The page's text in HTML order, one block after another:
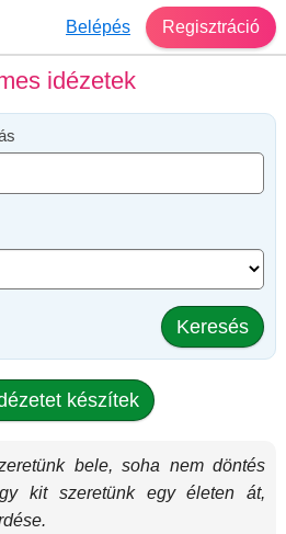
Belépés Regisztráció
idézetek
Keresés
készítek
bele, soha nem döntés
kit szeretünk egy életen át,